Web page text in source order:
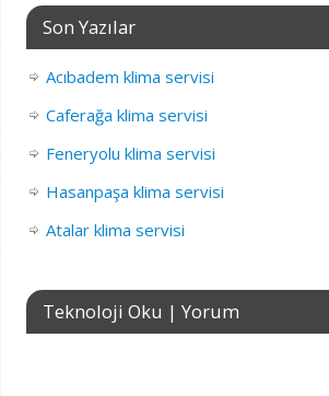
Son Yazılar
Acıbadem klima servisi
Caferağa klima servisi
Feneryolu klima servisi
Hasanpaşa klima servisi
Atalar klima servisi
Teknoloji Oku | Yorum